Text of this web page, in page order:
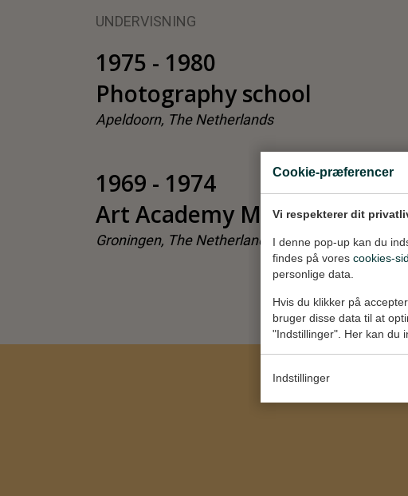
Cookie-præferencer
Vi respekterer dit
I denne pop-up kan du
findes på vores cookies-
personlige data.
Hvis du klikker på
bruger disse data til at
"Indstillinger". Her kan du
Indstillinger
UNDERVISNING
1975 - 1980
Photography school
Apeldoorn, The Netherlands
1969 - 1974
Art Academy Minerva
Groningen, The Netherlands